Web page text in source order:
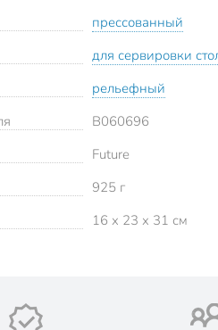
прессованный
для сервировки
рельефный
B060696
Future
925 г
16 x 23 x 31 см